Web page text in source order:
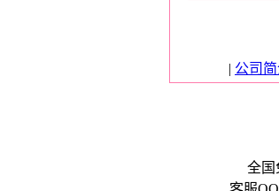
| 公司
全国